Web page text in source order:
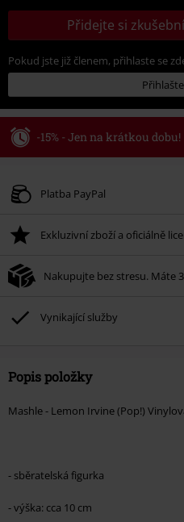
Přidejte si
Pokud jste již členem, přihlaste se
-15% - Jen na krátkou dobu!
Platné do 8/9/26
Po zadání kódu v košíku, se sleva
Nelze kombinovat s jinými akciovými
média, vstupenky, Rammstein, (Till)
podpoříte nadaci.
Platba PayPal
Exkluzivní zboží a oficiálně
Nakupujte bez stresu. Máte
Vynikající služby
Popis položky
Mashle - Lemon Irvine (Pop!)
- sběratelská figurka
- výška: cca 10 cm